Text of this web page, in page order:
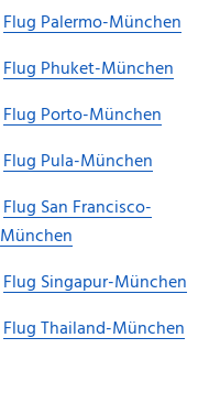
Flug Palermo-München
Flug Phuket-München
Flug Porto-München
Flug Pula-München
Flug San Francisco-
München
Flug Singapur-München
Flug Thailand-München